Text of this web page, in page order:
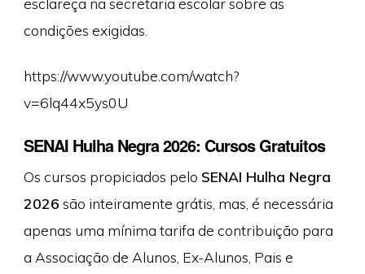
condições exigidas.
https://www.youtube.com/watch?
v=6lq44x5ys0U
SENAI Hulha Negra 2026: Cursos Gratuitos
Os cursos propiciados pelo SENAI Hulha Negra
2026 são inteiramente grátis, mas, é necessária
apenas uma mínima tarifa de contribuição para
a Associação de Alunos, Ex-Alunos, Pais e